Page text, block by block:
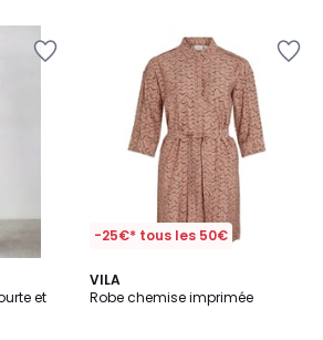
et
-25€* tous les 50€
VILA
Robe chemise imprimée
5
/